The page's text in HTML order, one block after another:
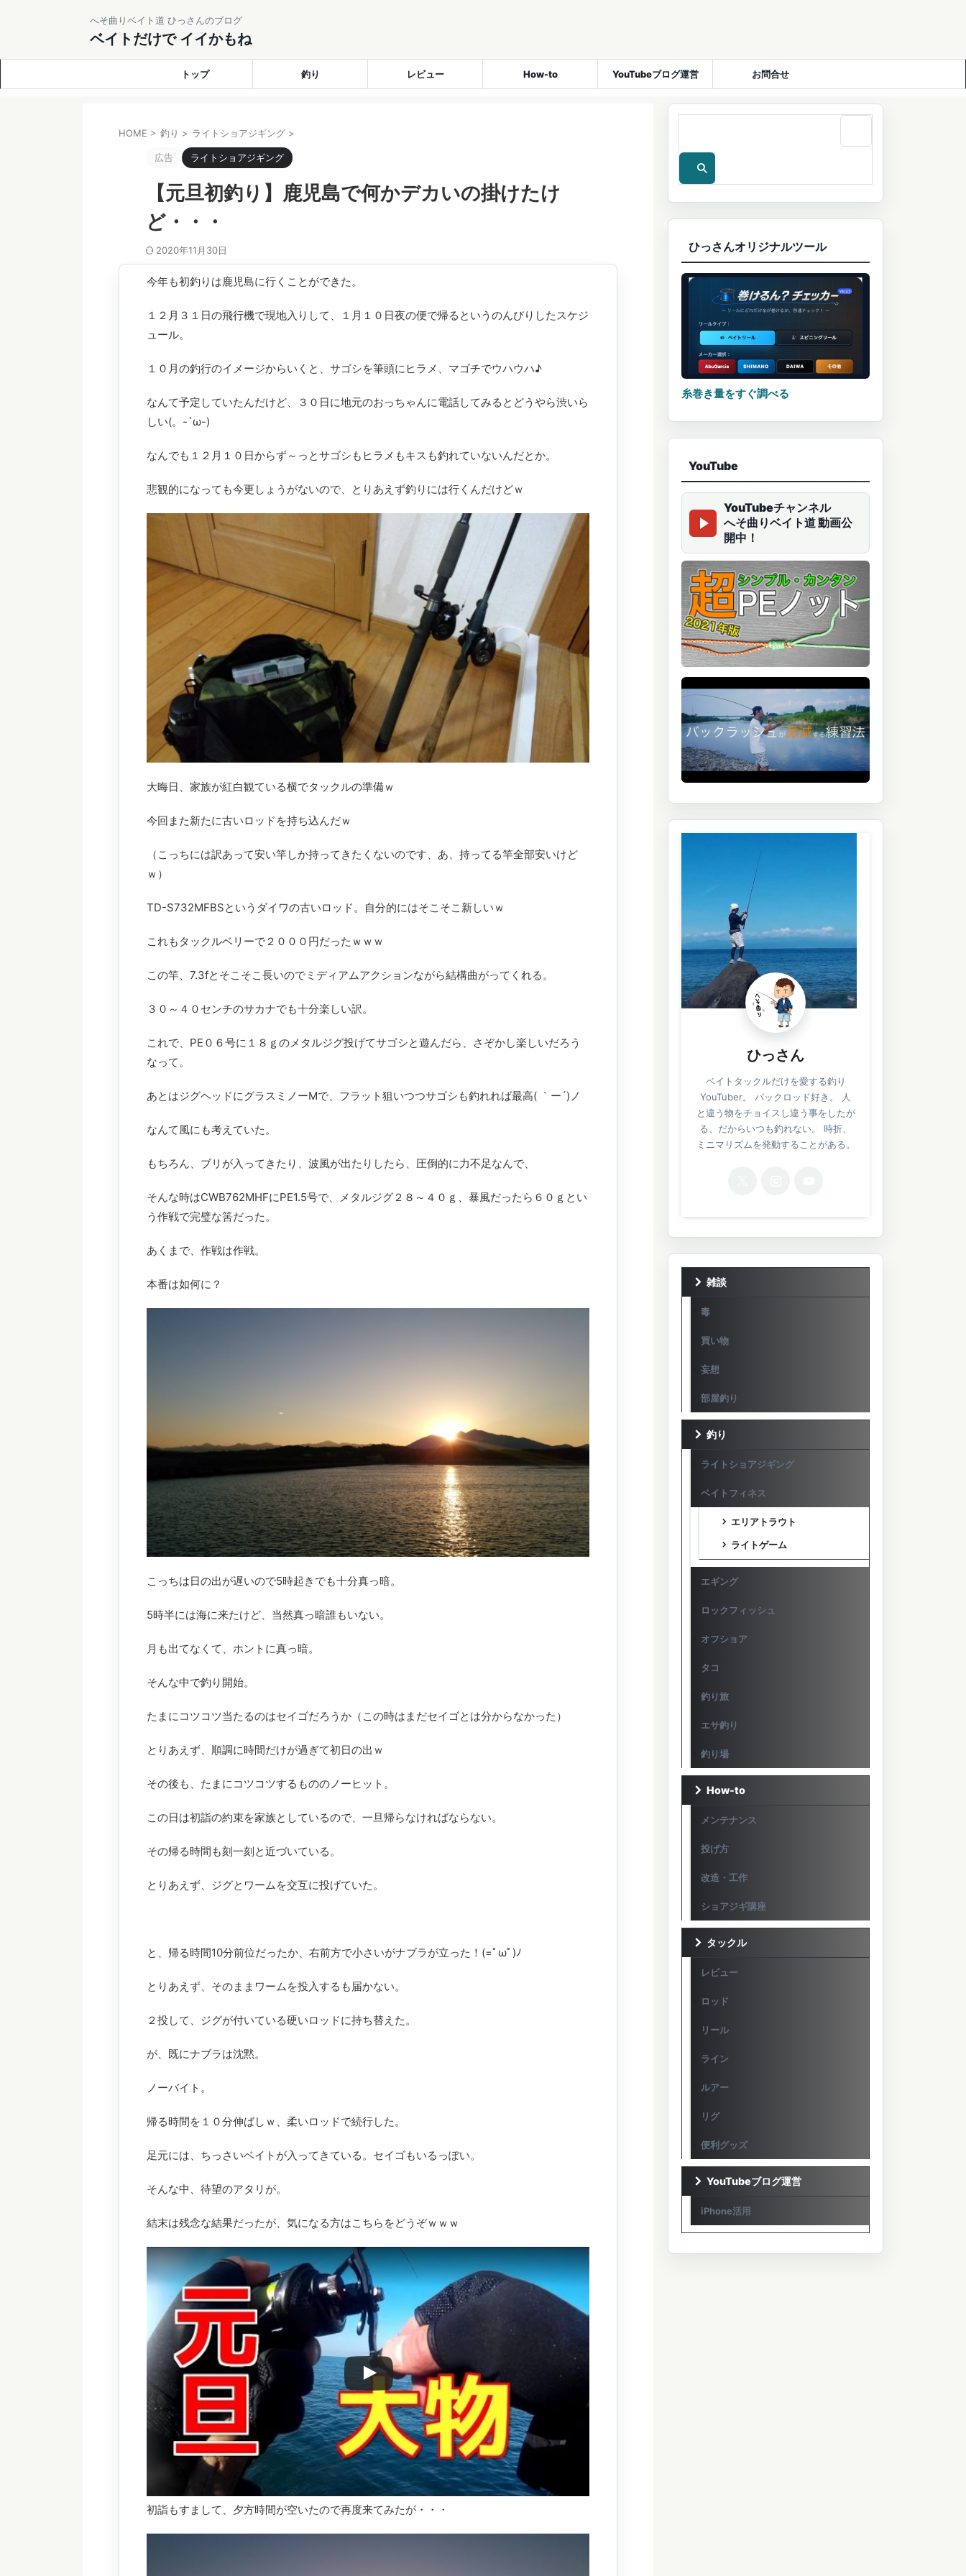
へそ曲りベイト道 ひっさんのブログ
ベイトだけで イイかもね
トップ 釣り レビュー How-to YouTubeブログ運営 お問合せ
HOME > 釣り > ライトショアジギング >
広告 ライトショアジギング
【元旦初釣り】鹿児島で何かデカいの掛けたけ
ど・・・
2020年11月30日
今年も初釣りは鹿児島に行くことができた。
１２月３１日の飛行機で現地入りして、１月１０日夜の便で帰るというのんびりしたスケジ
ュール。
１０月の釣行のイメージからいくと、サゴシを筆頭にヒラメ、マゴチでウハウハ♪
なんて予定していたんだけど、３０日に地元のおっちゃんに電話してみるとどうやら渋いら
しい(。-`ω-)
なんでも１２月１０日からず～っとサゴシもヒラメもキスも釣れていないんだとか。
悲観的になっても今更しょうがないので、とりあえず釣りには行くんだけどｗ
大晦日、家族が紅白観ている横でタックルの準備ｗ
今回また新たに古いロッドを持ち込んだｗ
（こっちには訳あって安い竿しか持ってきたくないのです、あ、持ってる竿全部安いけど
ｗ）
TD-S732MFBSというダイワの古いロッド。自分的にはそこそこ新しいｗ
これもタックルベリーで２０００円だったｗｗｗ
この竿、7.3fとそこそこ長いのでミディアムアクションながら結構曲がってくれる。
３０～４０センチのサカナでも十分楽しい訳。
これで、PE０６号に１８ｇのメタルジグ投げてサゴシと遊んだら、さぞかし楽しいだろう
なって。
あとはジグヘッドにグラスミノーMで、フラット狙いつつサゴシも釣れれば最高( ｀ー´)ノ
なんて風にも考えていた。
もちろん、ブリが入ってきたり、波風が出たりしたら、圧倒的に力不足なんで、
そんな時はCWB762MHFにPE1.5号で、メタルジグ２８～４０ｇ、暴風だったら６０ｇとい
う作戦で完璧な筈だった。
あくまで、作戦は作戦。
本番は如何に？
こっちは日の出が遅いので5時起きでも十分真っ暗。
5時半には海に来たけど、当然真っ暗誰もいない。
月も出てなくて、ホントに真っ暗。
そんな中で釣り開始。
たまにコツコツ当たるのはセイゴだろうか（この時はまだセイゴとは分からなかった）
とりあえず、順調に時間だけが過ぎて初日の出ｗ
その後も、たまにコツコツするもののノーヒット。
この日は初詣の約束を家族としているので、一旦帰らなければならない。
その帰る時間も刻一刻と近づいている。
とりあえず、ジグとワームを交互に投げていた。
と、帰る時間10分前位だったか、右前方で小さいがナブラが立った！(=ﾟωﾟ)ﾉ
とりあえず、そのままワームを投入するも届かない。
２投して、ジグが付いている硬いロッドに持ち替えた。
が、既にナブラは沈黙。
ノーバイト。
帰る時間を１０分伸ばしｗ、柔いロッドで続行した。
足元には、ちっさいベイトが入ってきている。セイゴもいるっぽい。
そんな中、待望のアタリが。
結末は残念な結果だったが、気になる方はこちらをどうぞｗｗｗ
初詣もすまして、夕方時間が空いたので再度来てみたが・・・
ひっさんオリジナルツール
糸巻き量をすぐ調べる
YouTube
YouTubeチャンネル
へそ曲りベイト道 動画公
開中！
ひっさん
ベイトタックルだけを愛する釣り
YouTuber。 パックロッド好き。 人
と違う物をチョイスし違う事をしたが
る、だからいつも釣れない。 時折、
ミニマリズムを発動することがある。
雑談
毒
買い物
妄想
部屋釣り
釣り
ライトショアジギング
ベイトフィネス
エリアトラウト
ライトゲーム
エギング
ロックフィッシュ
オフショア
タコ
釣り旅
エサ釣り
釣り場
How-to
メンテナンス
投げ方
改造・工作
ショアジギ講座
タックル
レビュー
ロッド
リール
ライン
ルアー
リグ
便利グッズ
YouTubeブログ運営
iPhone活用